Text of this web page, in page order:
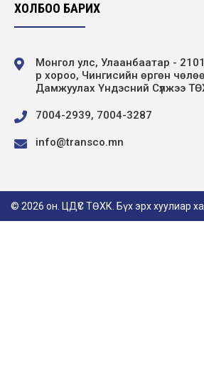
ХОЛБОО БАРИХ
Монгол улс, Улаанбаатар -
р хороо, Чингисийн өргөн
Дамжуулах Үндэсний Сүлжээ
7004-2939, 7004-3287
info@transco.mn
© 2026 он. ЦДҮС ТӨХК. Бүх эрх хуулиар